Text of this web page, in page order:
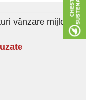
vânzare mijloace